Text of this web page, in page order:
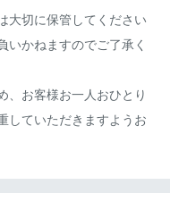
大切に保管してください
いかねますのでご了承く
、お客様お一人おひとり
していただきますようお